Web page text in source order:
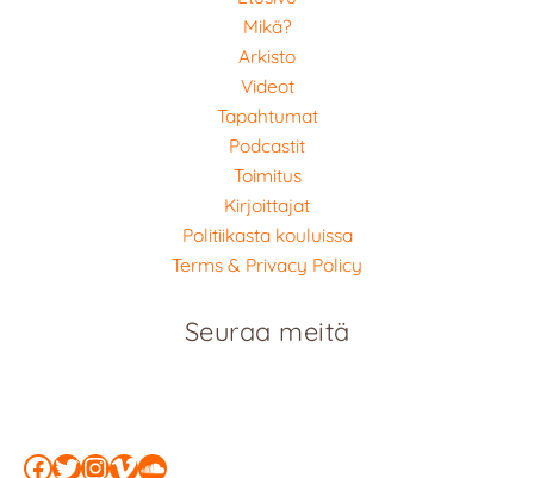
Mikä?
Arkisto
Videot
Tapahtumat
Podcastit
Toimitus
Kirjoittajat
Politiikasta kouluissa
Terms & Privacy Policy
Seuraa meitä
Facebook
Twitter
Instagram
Vimeo
SoundCloud